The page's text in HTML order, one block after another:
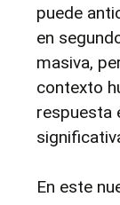
puede
en
masiva,
contexto
respuesta
En este